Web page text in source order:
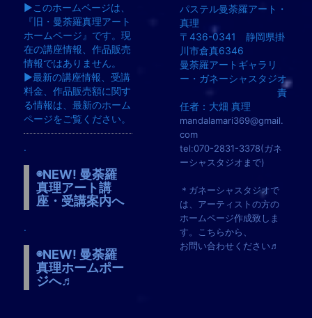
▶︎このホームページは、
『旧・曼荼羅真理アート
ホームページ』です。現
在の講座情報、作品販売
情報ではありません。
▶︎最新の講座情報、受講
料金、作品販売額に関す
る情報は、最新のホーム
ページをご覧ください。
.
◉NEW! 曼荼羅
真理アート講
座・受講案内へ
.
◉NEW! 曼荼羅
真理ホームポー
ジへ♬
パステル曼荼羅アート・
真理
〒436-0341 静岡県掛
川市倉真6346
曼荼羅アートギャラリ
ー・ガネーシャスタジオ
責
任者：大畑 真理
mandalamari369@gmail.
com
tel:070-2831-3378(ガネ
ーシャスタジオまで)
＊ガネーシャスタジオで
は、アーティストの方の
ホームページ作成致しま
す。こちらから、
お問い合わせください♬